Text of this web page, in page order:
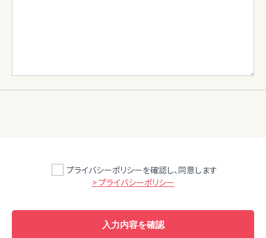
プライバシーポリシーを確認し、同意します
> プライバシーポリシー
入力内容を確認